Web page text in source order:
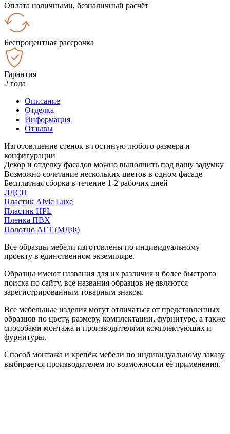
Оплата наличными, безналичный расчёт
Беспроцентная рассрочка
Гарантия
2 года
Описание
Отделка
Информация
Отзывы
Изготовлдение стенок в гостиную любого размера и
конфигурации
Декор и отделку фасадов можно выполнить под вашу задумку
Возможно сочетание нескольких цветов в одном фасаде
Бесплатная сборка в течение 1-2 рабочих дней
ЛДСП
Пластик Alvic Luxe
Пластик HPL
Пленка ПВХ
Полотно АГТ (МДФ)
Все образцы мебели изготовлены по индивидуальному
проекту в единственном экземпляре.
Образцы имеют названия для их различия и более быстрого
поиска по сайту, все названия образцов не являются
зарегистрированным товарным знаком.
Все мебельные изделия могут отличаться от представленных
образцов по цвету, размеру, комплектации, фурнитуре, а также
способами монтажа и производителями комплектующих и
фурнитуры.
Способ монтажа и крепёж мебели по индивидуальному заказу
выбирается производителем по возможности её применения.